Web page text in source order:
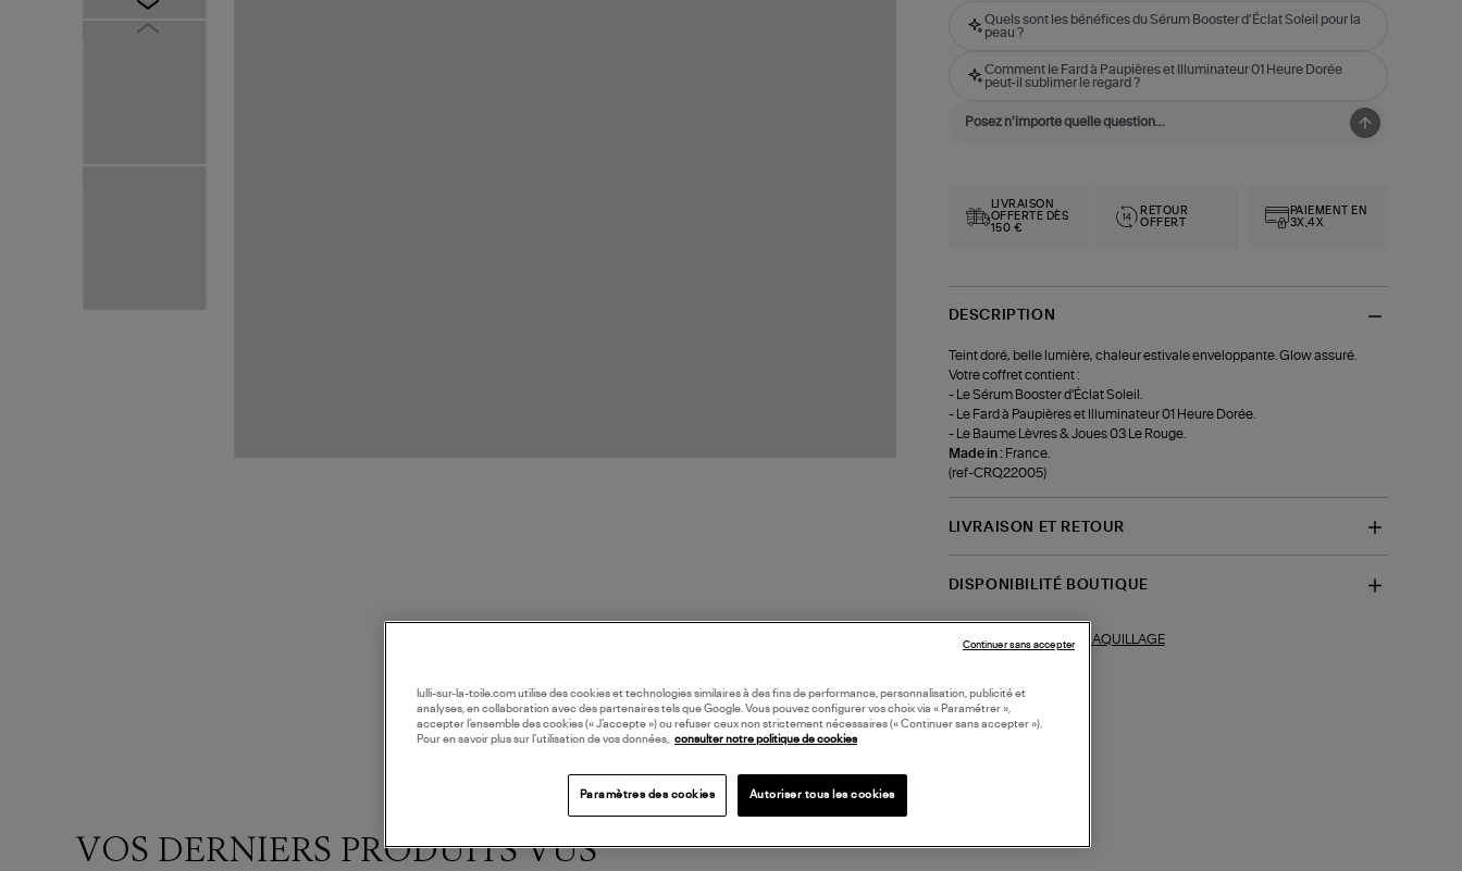
Quels sont les bénéfices du Sérum Booster d'Éclat Soleil pour la
peau ?
Comment le Fard à Paupières et Illuminateur 01 Heure Dorée
peut-il sublimer le regard ?
LIVRAISON
OFFERTE DÈS
150 €
RETOUR
OFFERT
PAIEMENT EN
3X,4X
DESCRIPTION
Teint doré, belle lumière, chaleur estivale enveloppante. Glow assuré.
Votre coffret contient :
- Le Sérum Booster d'Éclat Soleil.
- Le Fard à Paupières et Illuminateur 01 Heure Dorée.
- Le Baume Lèvres & Joues 03 Le Rouge.
Made in : France.
(ref-CRQ22005)
LIVRAISON ET RETOUR
DISPONIBILITÉ BOUTIQUE
Collections similaires : MAQUILLAGE
VOS DERNIERS PRODUITS VUS
lulli-sur-la-toile.com utilise des cookies et technologies similaires à des fins de performance, personnalisation, publicité et
analyses, en collaboration avec des partenaires tels que Google. Vous pouvez configurer vos choix via « Paramétrer »,
accepter l’ensemble des cookies (« J’accepte ») ou refuser ceux non strictement nécessaires (« Continuer sans accepter »).
Pour en savoir plus sur l’utilisation de vos données, consulter notre politique de cookies
Paramètres des cookies Autoriser tous les cookies
Continuer sans accepter